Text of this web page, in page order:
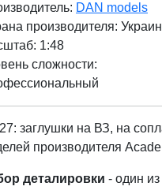
DAN models
производителя:
1:48
сложности:
заглушки на ВЗ, на
производителя
деталировки - один